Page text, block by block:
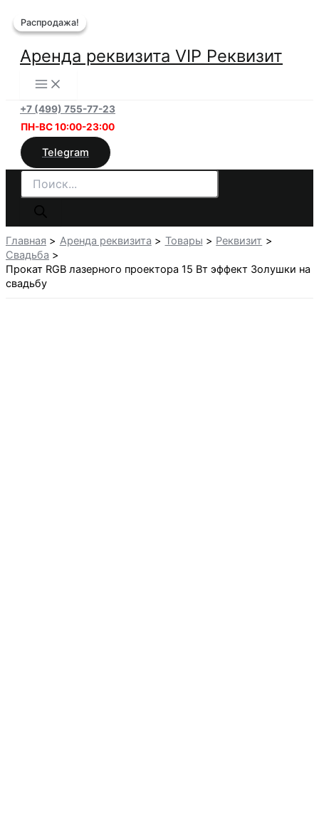
содержимому
Аренда реквизита VIP Реквизит
+7 (499) 755-77-23
ПН-ВС 10:00-23:00
Telegram
Поиск
товаров
Главная Аренда реквизита Товары
Реквизит
Свадьба
Прокат RGB лазерного проектора 15 Вт эффект Золушки на
свадьбу
Распродажа!
Распродажа!